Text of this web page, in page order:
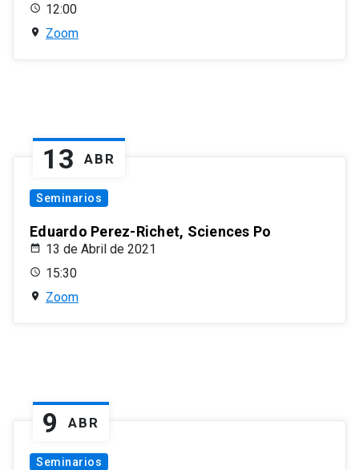
12:00
Zoom
13 ABR
Seminarios
Eduardo Perez-Richet, Sciences Po
13 de Abril de 2021
15:30
Zoom
9 ABR
Seminarios